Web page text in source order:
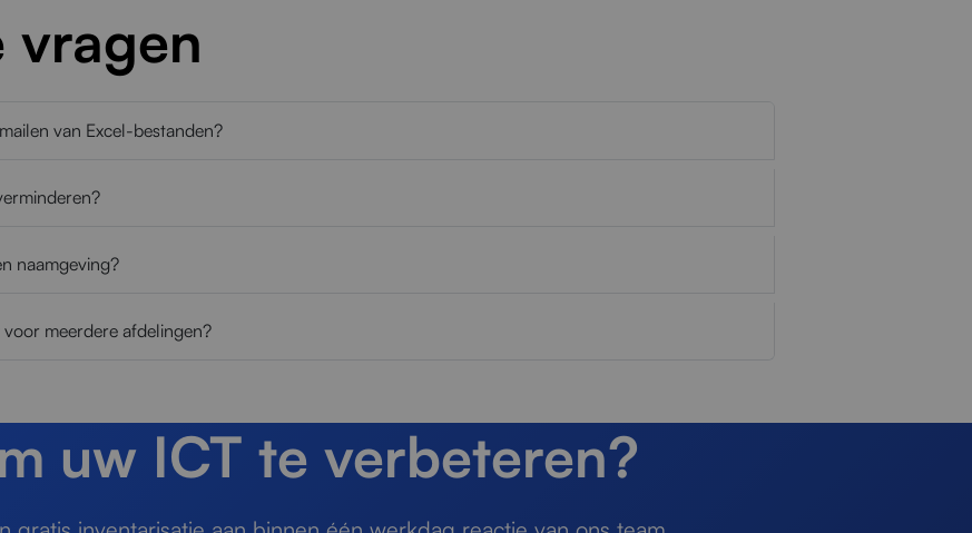
vragen
van Excel-bestanden?
naamgeving?
meerdere afdelingen?
uw ICT te verbeteren?